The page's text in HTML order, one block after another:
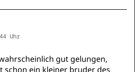
Uhr
gut gelungen,
schon ein kleiner bruder des